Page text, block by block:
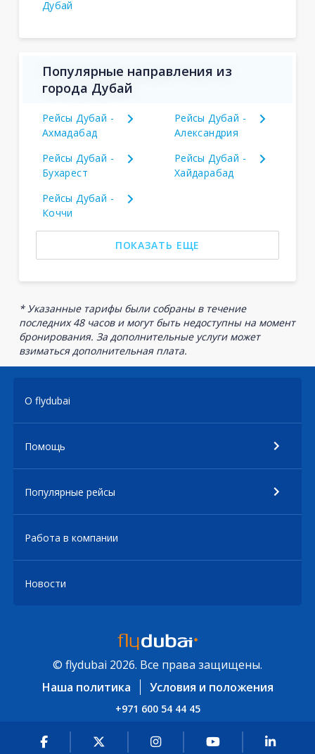
Дубай
Популярные направления из
города Дубай
Рейсы Дубай -
Ахмадабад
Рейсы Дубай -
Александрия
Рейсы Дубай -
Бухарест
Рейсы Дубай -
Хайдарабад
Рейсы Дубай -
Коччи
ПОКАЗАТЬ ЕЩЕ
* Указанные тарифы были собраны в течение
последних 48 часов и могут быть недоступны на момент
бронирования. За дополнительные услуги может
взиматься дополнительная плата.
О flydubai
Помощь
Популярные рейсы
Работа в компании
Новости
© flydubai 2026. Все права защищены.
Наша политика
Условия и положения
+971 600 54 44 45